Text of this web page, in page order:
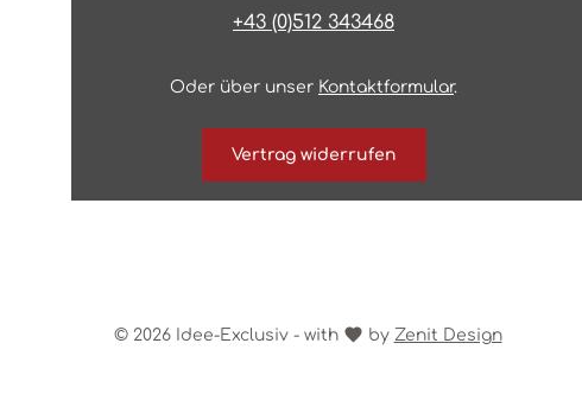
+43 (0)512 343468
Oder über unser Kontaktformular.
Vertrag widerrufen
© 2026 Idee-Exclusiv - with by Zenit Design